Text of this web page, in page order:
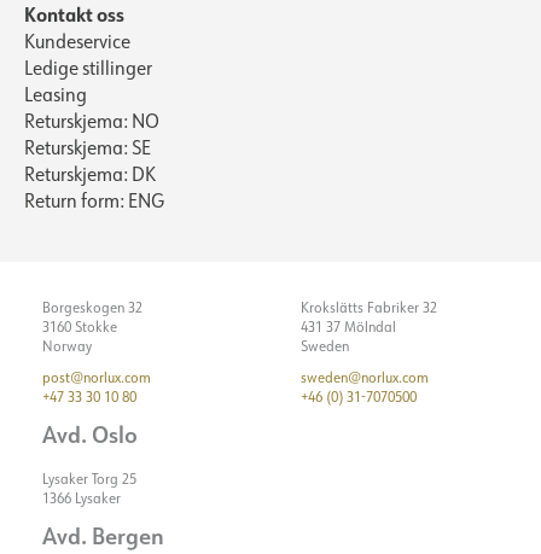
Kontakt oss
Kundeservice
Ledige stillinger
Leasing
Returskjema: NO
Returskjema: SE
Returskjema: DK
Return form: ENG
Borgeskogen 32
3160 Stokke
Norway
post@norlux.com
+47 33 30 10 80
Avd. Oslo
Lysaker Torg 25
1366 Lysaker
Avd. Bergen
Krokslätts Fabriker 32
431 37 Mölndal
Sweden
sweden@norlux.com
+46 (0) 31-7070500